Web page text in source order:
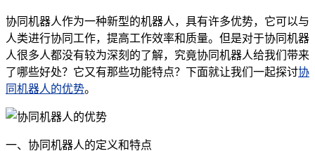
协同机器人作为一种新型的机器人，具有许多优势，它可以与
人类进行协同工作，提高工作效率和质量。但是对于协同机器
人很多人都没有较为深刻的了解，究竟协同机器人给我们带来
了哪些好处？它又有那些功能特点？下面就让我们一起探讨协
同机器人的优势。
一、协同机器人的定义和特点